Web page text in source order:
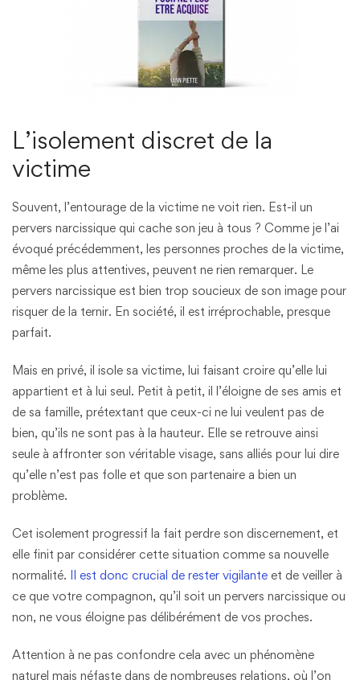
L’isolement discret de la
victime
Souvent, l’entourage de la victime ne voit rien. Est-il un
pervers narcissique qui cache son jeu à tous ? Comme je l’ai
évoqué précédemment, les personnes proches de la victime,
même les plus attentives, peuvent ne rien remarquer. Le
pervers narcissique est bien trop soucieux de son image pour
risquer de la ternir. En société, il est irréprochable, presque
parfait.
Mais en privé, il isole sa victime, lui faisant croire qu’elle lui
appartient et à lui seul. Petit à petit, il l’éloigne de ses amis et
de sa famille, prétextant que ceux-ci ne lui veulent pas de
bien, qu’ils ne sont pas à la hauteur. Elle se retrouve ainsi
seule à affronter son véritable visage, sans alliés pour lui dire
qu’elle n’est pas folle et que son partenaire a bien un
problème.
Cet isolement progressif la fait perdre son discernement, et
elle finit par considérer cette situation comme sa nouvelle
normalité. Il est donc crucial de rester vigilante et de veiller à
ce que votre compagnon, qu’il soit un pervers narcissique ou
non, ne vous éloigne pas délibérément de vos proches.
Attention à ne pas confondre cela avec un phénomène
naturel mais néfaste dans de nombreuses relations, où l’on